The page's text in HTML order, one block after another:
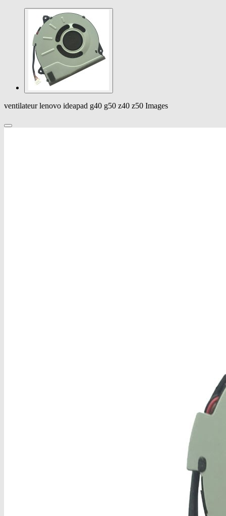
ventilateur lenovo ideapad g40 g50 z40 z50 Images